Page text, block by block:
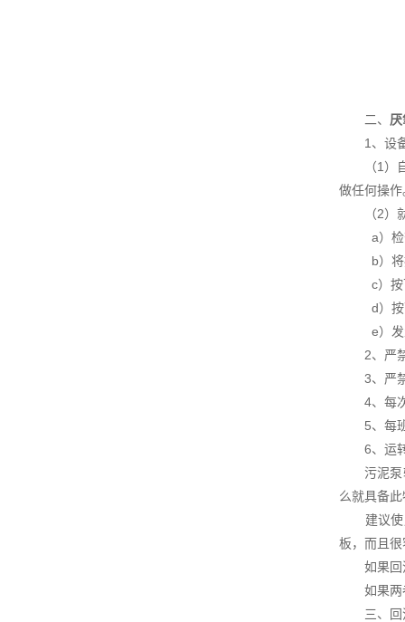
二、
1、设备
（1）自
做任何操作
（2）就
a）检查
b）将控
c）按下
d）按下
e）发生
2、严禁
3、严禁
4、每次
5、每班
6、运转
污泥泵输
么就具备
建议使用
板，而且
如果回流
如果两者
三、回